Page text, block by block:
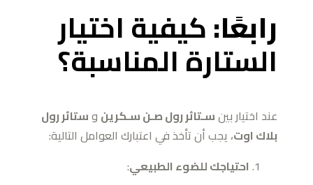
رابعًا:كيفية اختيار
الستارة المناسبة؟
عند اختيار بينسـتائر رول صـن سـكرين وستائر رول
بلاك اوت، يجب أن تأخذ في اعتبارك العوامل التالية:
احتياجك للضوء الطبيعي: